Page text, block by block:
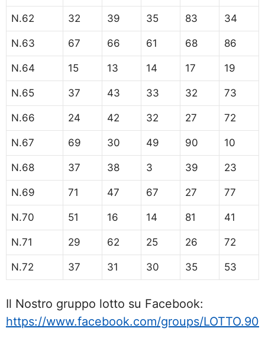
N.62 32 39 35 83 34
N.63 67 66 61 68 86
N.64 15 13 14 17 19
N.65 37 43 33 32 73
N.66 24 42 32 27 72
N.67 69 30 49 90 10
N.68 37 38 3 39 23
N.69 71 47 67 27 77
N.70 51 16 14 81 41
N.71 29 62 25 26 72
N.72 37 31 30 35 53
Il Nostro gruppo lotto su Facebook:
https://www.facebook.com/groups/LOTTO.90